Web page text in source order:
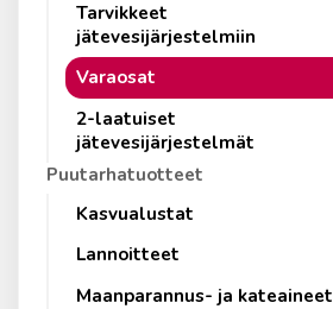
Tarvikkeet
jätevesijärjestelmiin
Varaosat
2-laatuiset
jätevesijärjestelmät
Puutarhatuotteet
Kasvualustat
Lannoitteet
Maanparannus- ja kateaineet